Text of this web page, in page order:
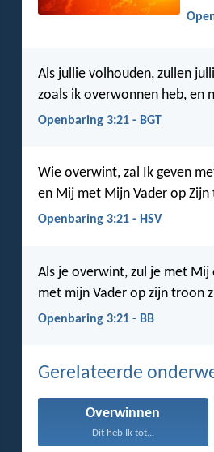
Als jullie volhouden, zullen
zoals ik overwonnen heb, en
Openbaring 3:21 - BGT
Wie overwint, zal Ik geven
en Mij met Mijn Vader op Zijn
Openbaring 3:21 - HSV
Als je overwint, zul je met
met mijn Vader op zijn troon
Openbaring 3:21 - BB
Gerelateerde
Overwinnen
Dit heb Ik tot...